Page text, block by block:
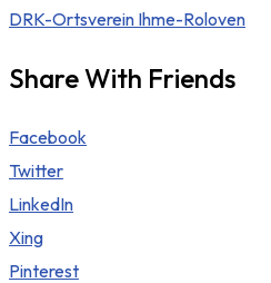
DRK-Ortsverein Ihme-Roloven
Share With Friends
Facebook
Twitter
LinkedIn
Xing
Pinterest